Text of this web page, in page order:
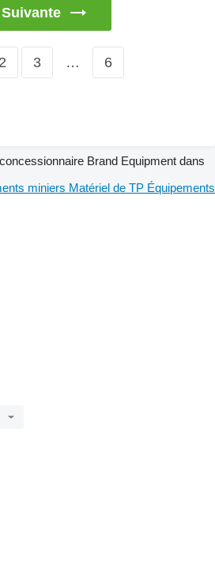
Suivante
2 3 … 6
Brand Equipment dans
miniers Matériel de TP Équipements